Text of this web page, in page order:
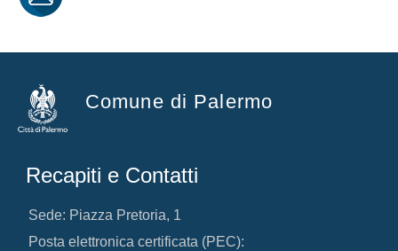
Comune di Palermo
Recapiti e Contatti
Sede: Piazza Pretoria, 1
Posta elettronica certificata (PEC):